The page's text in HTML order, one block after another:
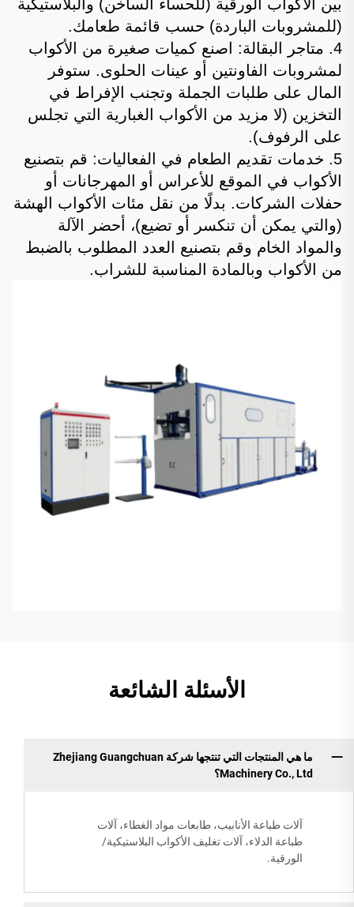
بين الأكواب الورقية (للحساء الساخن) والبلاستيكية
(للمشروبات الباردة) حسب قائمة طعامك.
4. متاجر البقالة: اصنع كميات صغيرة من الأكواب
لمشروبات الفاونتين أو عينات الحلوى. ستوفر
المال على طلبات الجملة وتجنب الإفراط في
التخزين (لا مزيد من الأكواب الغبارية التي تجلس
على الرفوف).
5. خدمات تقديم الطعام في الفعاليات: قم بتصنيع
الأكواب في الموقع للأعراس أو المهرجانات أو
حفلات الشركات. بدلًا من نقل مئات الأكواب الهشة
(والتي يمكن أن تنكسر أو تضيع)، أحضر الآلة
والمواد الخام وقم بتصنيع العدد المطلوب بالضبط
من الأكواب وبالمادة المناسبة للشراب.
الأسئلة الشائعة
ما هي المنتجات التي تنتجها شركة Zhejiang Guangchuan
Machinery Co., Ltd؟
آلات طباعة الأنابيب، طابعات مواد الغطاء، آلات
طباعة الدلاء، آلات تغليف الأكواب البلاستيكية/
الورقية.